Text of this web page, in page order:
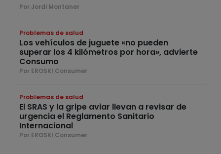
Por Jordi Montaner
Problemas de salud
Los vehículos de juguete «no pueden
superar los 4 kilómetros por hora», advierte
Consumo
Por EROSKI Consumer
Problemas de salud
El SRAS y la gripe aviar llevan a revisar de
urgencia el Reglamento Sanitario
Internacional
Por EROSKI Consumer